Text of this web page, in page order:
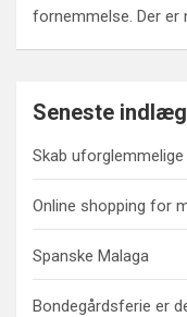
fornemmelse. Der er
Seneste indlæg
Skab
Online shopping for
Spanske Malaga
Bondegårdsferie er